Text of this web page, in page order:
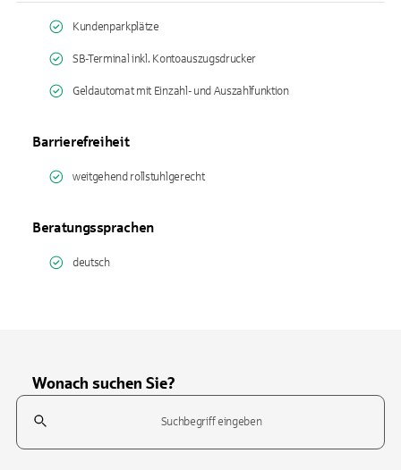
Kundenparkplätze
SB-Terminal inkl. Kontoauszugsdrucker
Geldautomat mit Einzahl- und Auszahlfunktion
Barrierefreiheit
weitgehend rollstuhlgerecht
Beratungssprachen
deutsch
Wonach suchen Sie?
Suchfeld